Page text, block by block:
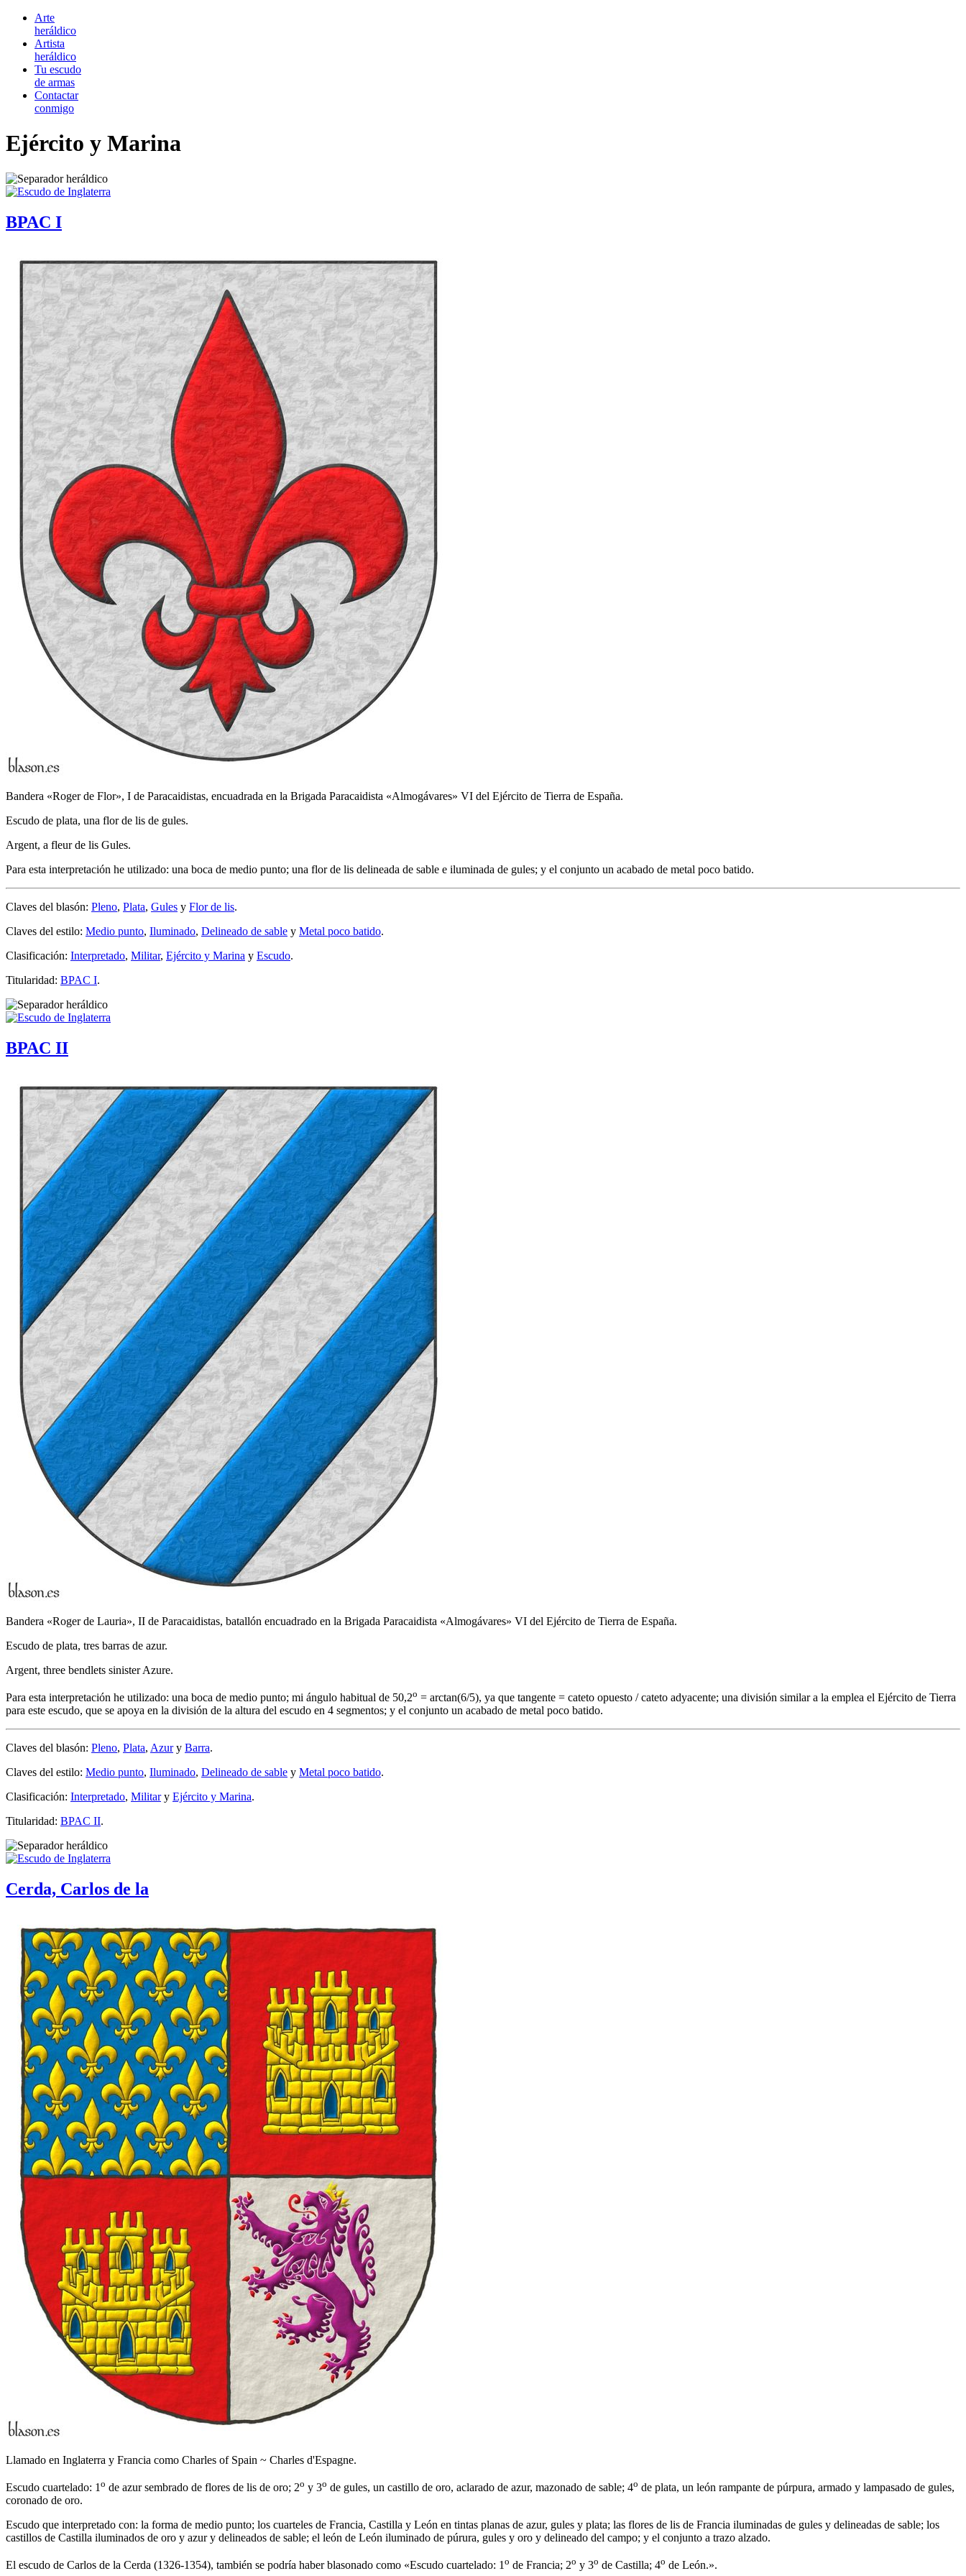
Arte
heráldico
Artista
heráldico
Tu escudo
de armas
Contactar
conmigo
Ejército y Marina
BPAC I
Bandera «Roger de Flor», I de Paracaidistas, encuadrada en la Brigada Paracaidista «Almogávares» VI del Ejército de Tierra de España.
Escudo de plata, una flor de lis de gules.
Argent, a fleur de lis Gules.
Para esta interpretación he utilizado: una boca de medio punto; una flor de lis delineada de sable e iluminada de gules; y el conjunto un acabado de metal poco batido.
Claves del blasón: Pleno, Plata, Gules y Flor de lis.
Claves del estilo: Medio punto, Iluminado, Delineado de sable y Metal poco batido.
Clasificación: Interpretado, Militar, Ejército y Marina y Escudo.
Titularidad: BPAC I.
BPAC II
Bandera «Roger de Lauria», II de Paracaidistas, batallón encuadrado en la Brigada Paracaidista «Almogávares» VI del Ejército de Tierra de España.
Escudo de plata, tres barras de azur.
Argent, three bendlets sinister Azure.
Para esta interpretación he utilizado: una boca de medio punto; mi ángulo habitual de 50,2o = arctan(6/5), ya que tangente = cateto opuesto / cateto adyacente; una división similar a la emplea el Ejército de Tierra
para este escudo, que se apoya en la división de la altura del escudo en 4 segmentos; y el conjunto un acabado de metal poco batido.
Claves del blasón: Pleno, Plata, Azury Barra.
Claves del estilo: Medio punto, Iluminado, Delineado de sable y Metal poco batido.
Clasificación: Interpretado, Military Ejército y Marina.
Titularidad: BPAC II.
Cerda, Carlos de la
Llamado en Inglaterra y Francia como Charles of Spain ~ Charles d'Espagne.
Escudo cuartelado: 1 o de azur sembrado de flores de lis de oro; 2o y 3o de gules, un castillo de oro, aclarado de azur, mazonado de sable; 4o de plata, un león rampante de púrpura, armado y lampasado de gules,
coronado de oro.
Escudo que interpretado con: la forma de medio punto; los cuarteles de Francia, Castilla y León en tintas planas de azur, gules y plata; las flores de lis de Francia iluminadas de gules y delineadas de sable; los
castillos de Castilla iluminados de oro y azur y delineados de sable; el león de León iluminado de púrura, gules y oro y delineado del campo; y el conjunto a trazo alzado.
El escudo de Carlos de la Cerda (1326-1354), también se podría haber blasonado como «Escudo cuartelado: 1 o de Francia; 2o y 3o de Castilla; 4o de León.».